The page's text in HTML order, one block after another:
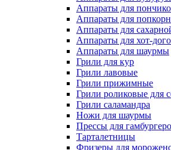
Аппараты для
Аппараты для
Аппараты для
Аппараты для хот-
Аппараты для шаурмы
Грили для кур
Грили лавовые
Грили прижимные
Грили роликовые для
Грили саламандра
Ножи для шаурмы
Прессы для
Тарталетницы
Фризеры для